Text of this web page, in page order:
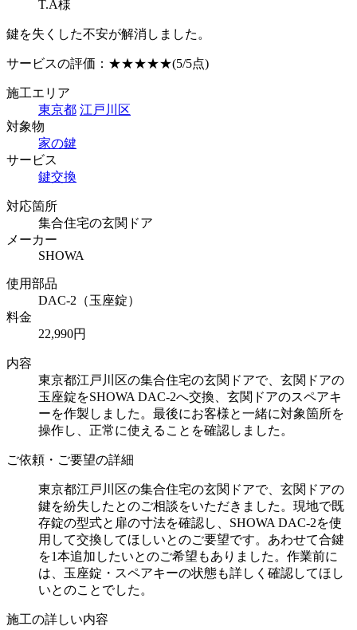
T.A様
鍵を失くした不安が解消しました。
サービスの評価： ★★★★★(5/5点)
施工エリア
東京都 江戸川区
対象物
家の鍵
サービス
鍵交換
対応箇所
集合住宅の玄関ドア
メーカー
SHOWA
使用部品
DAC-2（玉座錠）
料金
22,990円
内容
東京都江戸川区の集合住宅の玄関ドアで、玄関ドアの
玉座錠をSHOWA DAC-2へ交換、玄関ドアのスペアキ
ーを作製しました。最後にお客様と一緒に対象箇所を
操作し、正常に使えることを確認しました。
ご依頼・ご要望の詳細
東京都江戸川区の集合住宅の玄関ドアで、玄関ドアの
鍵を紛失したとのご相談をいただきました。現地で既
存錠の型式と扉の寸法を確認し、SHOWA DAC-2を使
用して交換してほしいとのご要望です。あわせて合鍵
を1本追加したいとのご希望もありました。作業前に
は、玉座錠・スペアキーの状態も詳しく確認してほし
いとのことでした。
施工の詳しい内容